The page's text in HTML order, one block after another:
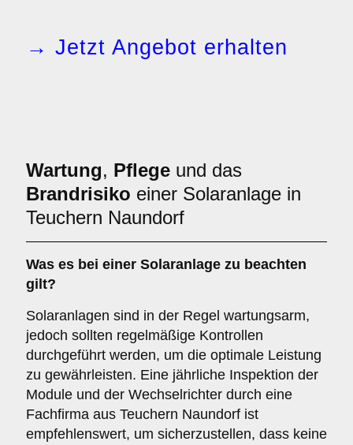
→ Jetzt Angebot erhalten
Wartung, Pflege und das
Brandrisiko einer Solaranlage in
Teuchern Naundorf
Was es bei einer Solaranlage zu beachten
gilt?
Solaranlagen sind in der Regel wartungsarm,
jedoch sollten regelmäßige Kontrollen
durchgeführt werden, um die optimale Leistung
zu gewährleisten. Eine jährliche Inspektion der
Module und der Wechselrichter durch eine
Fachfirma aus Teuchern Naundorf ist
empfehlenswert, um sicherzustellen, dass keine